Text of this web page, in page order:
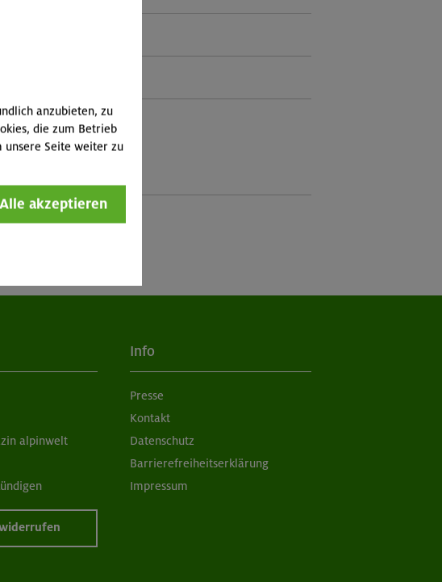
-
alpinwelt
Info
Presse
Kontakt
Datenschutz
Barrierefreiheitserklärung
Impressum
anzubieten, zu
die zum Betrieb
unsere Seite weiter zu
Alle akzeptieren